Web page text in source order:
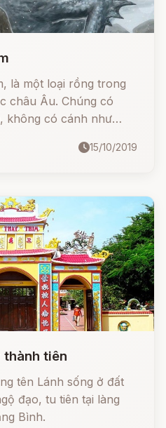
là một loại rồng trong
châu Âu. Chúng có
không có cánh như
15/10/2019
thành tiên
tên Lánh sống ở đất
đạo, tu tiên tại làng
Bình.